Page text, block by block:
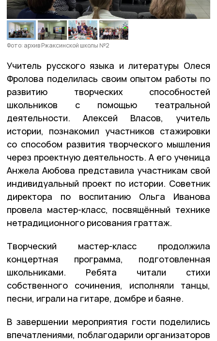
Фото: архив Ржаксинской школы №2
Учитель русского языка и литературы Олеся
Фролова поделилась своим опытом работы по
развитию творческих способностей
школьников с помощью театральной
деятельности. Алексей Власов, учитель
истории, познакомил участников стажировки
со способом развития творческого мышления
через проектную деятельность. А его ученица
Анжела Аюбова представила участникам свой
индивидуальный проект по истории. Советник
директора по воспитанию Ольга Иванова
провела мастер-класс, посвящённый технике
нетрадиционного рисования граттаж.
Творческий мастер-класс продолжила
концертная программа, подготовленная
школьниками. Ребята читали стихи
собственного сочинения, исполняли танцы,
песни, играли на гитаре, домбре и баяне.
В завершении мероприятия гости поделились
впечатлениями, поблагодарили организаторов